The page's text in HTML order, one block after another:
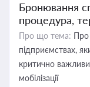
Бронювання
процедура,
Про що тема: Про
підприємствах,
критично
мобілізації